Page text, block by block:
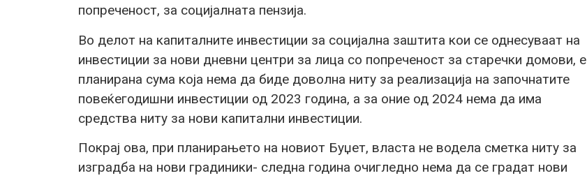
попреченост, за социјалната пензија.
Во делот на капиталните инвестиции за социјална заштита кои се однесуваат на
инвестиции за нови дневни центри за лица со попреченост за старечки домови, е
планирана сума која нема да биде доволна ниту за реализација на започнатите
повеќегодишни инвестиции од 2023 година, а за оние од 2024 нема да има
средства ниту за нови капитални инвестиции.
Покрај ова, при планирањето на новиот Буџет, власта не водела сметка ниту за
изградба на нови градиники- следна година очигледно нема да се градат нови